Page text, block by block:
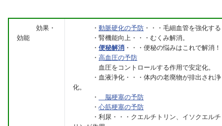
効果・
効能
・ 動脈硬化の予防 ・・・毛細血管を強化する
・腎機能向上・・・むくみ解消。
・ 便秘解消 ・・・便秘の悩みはこれで解消！
・ 高血圧の予防
血圧をコントロールする作用で安定化。
・血液浄化・・・体内の老廃物が排出され浄
化。
・
脳梗塞の予防
・ 心筋梗塞の予防
・利尿・・・クエルチトリン、イソクエルチ